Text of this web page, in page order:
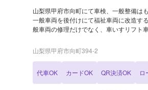
山梨県甲府市向町にて車検、一般整備は
一般車両を後付けにて福祉車両に改造す
般車両の修理だけでなく、車いすリフト
いる方、福祉住環境コーディネーターの
アに是非ご相談下さい！ また、クルマの内装パネルにも利用される
装パネルやドアミラー、家電のカバーや
ルな一品の制作も致します。
山梨県甲府市向町394-2
代車OK カードOK QR決済OK ロ